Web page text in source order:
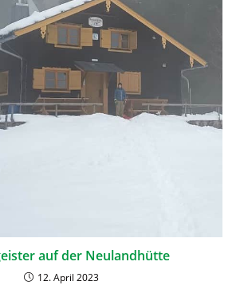
auf der Neulandhütte
12. April 2023